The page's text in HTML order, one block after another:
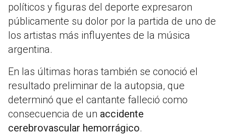
políticos y figuras del deporte expresaron
públicamente su dolor por la partida de uno de
los artistas más influyentes de la música
argentina.
En las últimas horas también se conoció el
resultado preliminar de la autopsia, que
determinó que el cantante falleció como
consecuencia de un accidente
cerebrovascular hemorrágico.